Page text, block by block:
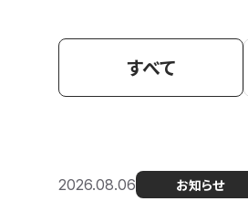
すべて
2026.08.06 お知らせ